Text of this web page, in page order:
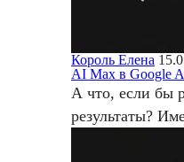
Король Елена
AI Max в Google
А что, если бы
результаты?